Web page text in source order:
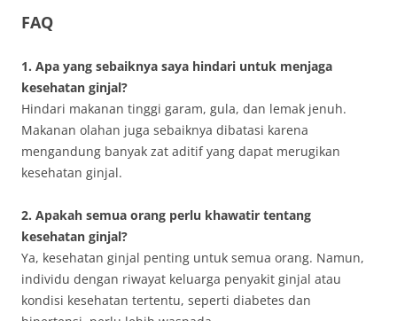
FAQ
1. Apa yang sebaiknya saya hindari untuk menjaga
kesehatan ginjal?
Hindari makanan tinggi garam, gula, dan lemak jenuh.
Makanan olahan juga sebaiknya dibatasi karena
mengandung banyak zat aditif yang dapat merugikan
kesehatan ginjal.
2. Apakah semua orang perlu khawatir tentang
kesehatan ginjal?
Ya, kesehatan ginjal penting untuk semua orang. Namun,
individu dengan riwayat keluarga penyakit ginjal atau
kondisi kesehatan tertentu, seperti diabetes dan